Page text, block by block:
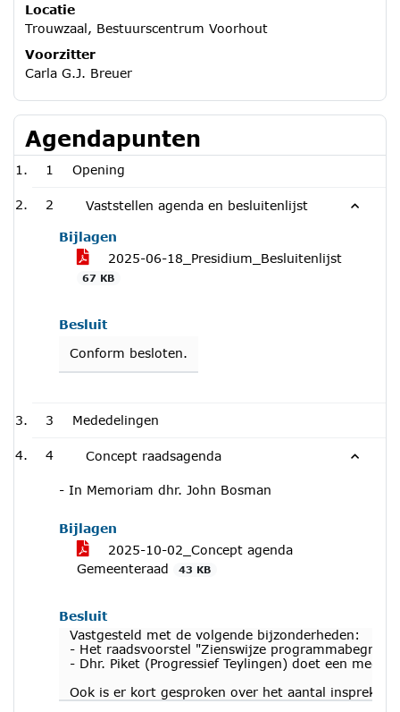
Locatie
Trouwzaal, Bestuurscentrum Voorhout
Voorzitter
Carla G.J. Breuer
Agendapunten
1 Opening
2 Vaststellen agenda en besluitenlijst
Bijlagen
2025-06-18_Presidium_Besluitenlijst
67 KB
Besluit
Conform besloten.
3 Mededelingen
4 Concept raadsagenda
- In Memoriam dhr. John Bosman
Bijlagen
2025-10-02_Concept agenda
Gemeenteraad
43 KB
Besluit
Vastgesteld met de volgende bijzonderheden:
- Het raadsvoorstel "Zienswijze
- Dhr. Piket (Progressief Teylingen) doet een
Ook is er kort gesproken over het aantal